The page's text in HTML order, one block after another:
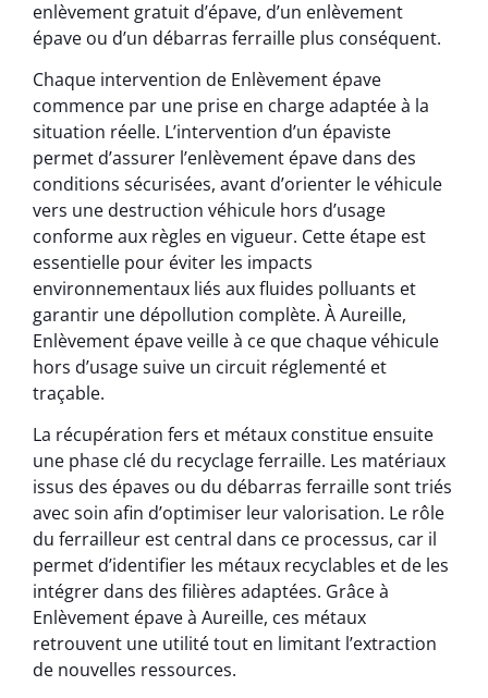
enlèvement gratuit d’épave, d’un enlèvement
épave ou d’un débarras ferraille plus conséquent.
Chaque intervention de Enlèvement épave
commence par une prise en charge adaptée à la
situation réelle. L’intervention d’un épaviste
permet d’assurer l’enlèvement épave dans des
conditions sécurisées, avant d’orienter le véhicule
vers une destruction véhicule hors d’usage
conforme aux règles en vigueur. Cette étape est
essentielle pour éviter les impacts
environnementaux liés aux fluides polluants et
garantir une dépollution complète. À Aureille,
Enlèvement épave veille à ce que chaque véhicule
hors d’usage suive un circuit réglementé et
traçable.
La récupération fers et métaux constitue ensuite
une phase clé du recyclage ferraille. Les matériaux
issus des épaves ou du débarras ferraille sont triés
avec soin afin d’optimiser leur valorisation. Le rôle
du ferrailleur est central dans ce processus, car il
permet d’identifier les métaux recyclables et de les
intégrer dans des filières adaptées. Grâce à
Enlèvement épave à Aureille, ces métaux
retrouvent une utilité tout en limitant l’extraction
de nouvelles ressources.